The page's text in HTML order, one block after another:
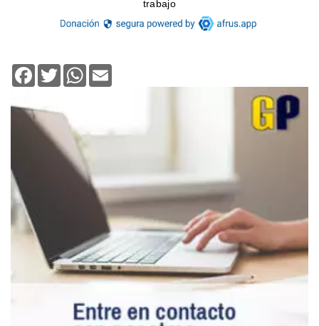
Facebook
TwitterWhatsApp